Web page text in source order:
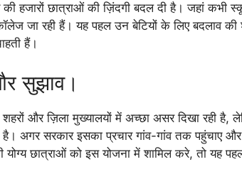
की हजारों छात्राओं की ज़िंदगी बदल दी है। जहां
जा रही हैं। यह पहल उन बेटियों के लिए बदलाव
हैं।
सुझाव।
शहरों और ज़िला मुख्यालयों में अच्छा असर दिखा रही है,
है। अगर सरकार इसका प्रचार गांव-गांव तक पहुंचाए
योग्य छात्राओं को इस योजना में शामिल करे, तो यह